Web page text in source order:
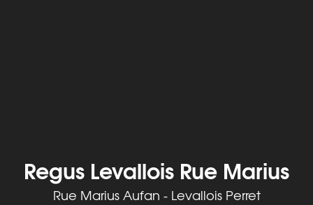
Regus Levallois Rue Marius
Rue Marius Aufan - Levallois Perret